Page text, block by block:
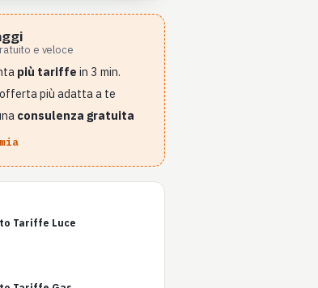
e veloce
più tariffe in 3 min.
più adatta a te
consulenza gratuita
Tariffe Luce